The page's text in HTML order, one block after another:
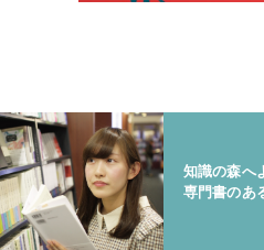
知識の森へ
専門書のあ